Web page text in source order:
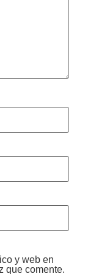
y web en
que comente.